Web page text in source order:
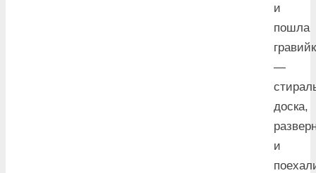
и
пошла
—
доска,
и